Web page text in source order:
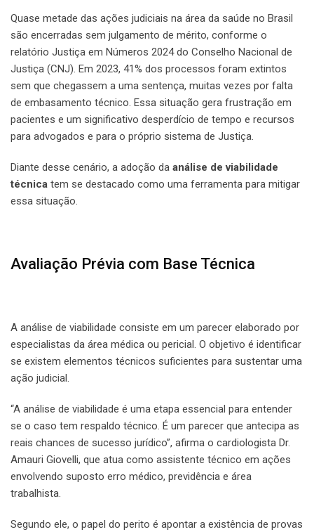
Quase metade das ações judiciais na área da saúde no Brasil
são encerradas sem julgamento de mérito, conforme o
relatório Justiça em Números 2024 do Conselho Nacional de
Justiça (CNJ). Em 2023, 41% dos processos foram extintos
sem que chegassem a uma sentença, muitas vezes por falta
de embasamento técnico. Essa situação gera frustração em
pacientes e um significativo desperdício de tempo e recursos
para advogados e para o próprio sistema de Justiça.
Diante desse cenário, a adoção da análise de viabilidade
técnica tem se destacado como uma ferramenta para mitigar
essa situação.
Avaliação Prévia com Base Técnica
A análise de viabilidade consiste em um parecer elaborado por
especialistas da área médica ou pericial. O objetivo é identificar
se existem elementos técnicos suficientes para sustentar uma
ação judicial.
“A análise de viabilidade é uma etapa essencial para entender
se o caso tem respaldo técnico. É um parecer que antecipa as
reais chances de sucesso jurídico”, afirma o cardiologista Dr.
Amauri Giovelli, que atua como assistente técnico em ações
envolvendo suposto erro médico, previdência e área
trabalhista.
Segundo ele, o papel do perito é apontar a existência de provas